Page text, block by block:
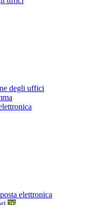
degli uffici
elettronica